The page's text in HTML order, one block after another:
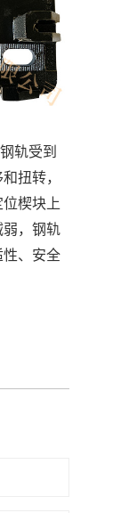
轨受到
扭转，
楔块上
弱，钢轨
性、安全